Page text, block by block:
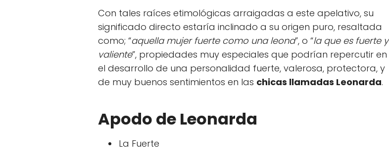
Con tales raíces etimológicas arraigadas a este apelativo, su
significado directo estaría inclinado a su origen puro, resaltada
como; “aquella mujer fuerte como una leona”, o “la que es fuerte y
valiente”, propiedades muy especiales que podrían repercutir en
el desarrollo de una personalidad fuerte, valerosa, protectora, y
de muy buenos sentimientos en las chicas llamadas Leonarda.
Apodo de Leonarda
La Fuerte